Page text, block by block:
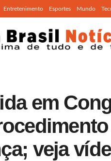
Entretenimento Esportes Mundo
em
veja